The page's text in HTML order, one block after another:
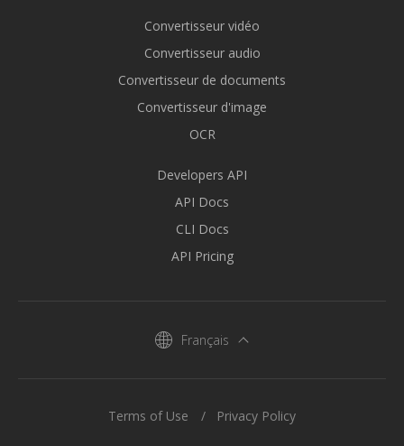
Convertisseur vidéo
Convertisseur audio
Convertisseur de documents
Convertisseur d'image
OCR
Developers API
API Docs
CLI Docs
API Pricing
Français
Terms of Use Privacy Policy